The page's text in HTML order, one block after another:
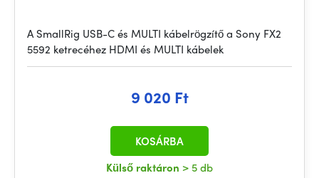
A SmallRig USB-C és MULTI kábelrögzítő a Sony FX2
5592 ketrecéhez HDMI és MULTI kábelek
9 020 Ft
Külső raktáron > 5 db
KOSÁRBA